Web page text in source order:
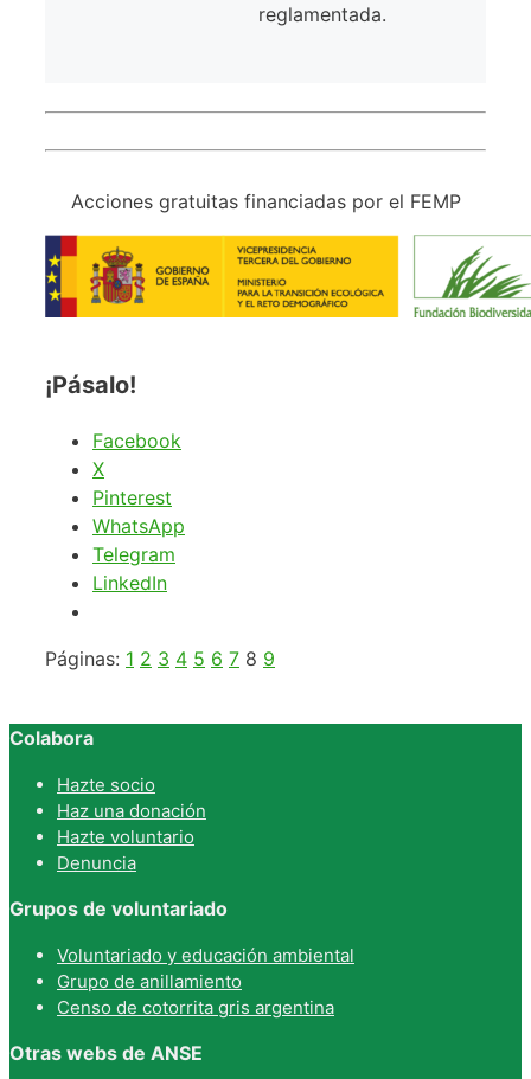
reglamentada.
Acciones gratuitas financiadas por el FEMP
¡Pásalo!
Facebook
X
Pinterest
WhatsApp
Telegram
LinkedIn
Páginas: 1 2 3 4 5 6 7 8 9
Colabora
Hazte socio
Haz una donación
Hazte voluntario
Denuncia
Grupos de voluntariado
Voluntariado y educación ambiental
Grupo de anillamiento
Censo de cotorrita gris argentina
Otras webs de ANSE